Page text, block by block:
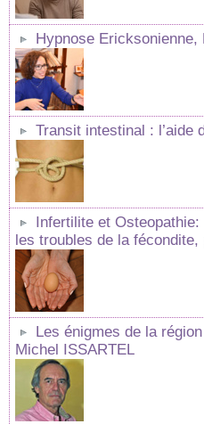
Hypnose
Transit intestinal : l’aide
Infertilite et
les troubles de la
Les énigmes de la
Michel ISSARTEL